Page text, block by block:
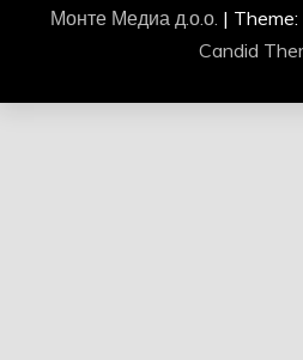
Монте Медиа д.о.о. |
Candid